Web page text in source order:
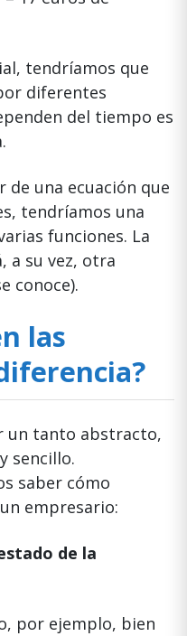
tendríamos que
diferentes
del tiempo es
de una ecuación que
tendríamos una
funciones. La
a su vez, otra
conoce).
las
un tanto abstracto,
sencillo.
saber cómo
empresario:
de la
por ejemplo, bien